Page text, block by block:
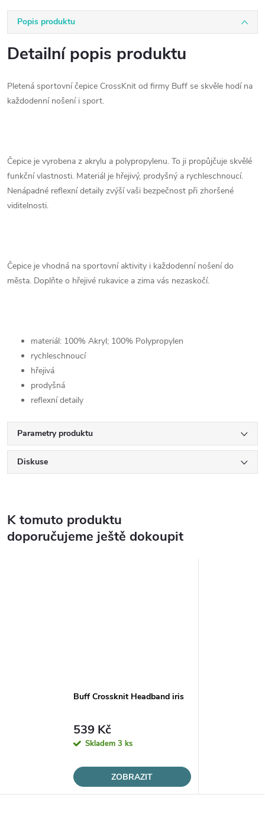
Popis produktu
Detailní popis produktu
Pletená sportovní čepice CrossKnit od firmy Buff se skvěle hodí na
každodenní nošení i sport.
Čepice je vyrobena z akrylu a polypropylenu. To ji propůjčuje skvělé
funkční vlastnosti. Materiál je hřejivý, prodyšný a rychleschnoucí.
Nenápadné reflexní detaily zvýší vaši bezpečnost při zhoršené
viditelnosti.
Čepice je vhodná na sportovní aktivity i každodenní nošení do
města. Doplňte o hřejivé rukavice a zima vás nezaskočí.
materiál: 100% Akryl; 100% Polypropylen
rychleschnoucí
hřejivá
prodyšná
reflexní detaily
Parametry produktu
Diskuse
K tomuto produktu
doporučujeme ještě dokoupit
Buff Crossknit Headband iris
539 Kč
Skladem 3 ks
ZOBRAZIT